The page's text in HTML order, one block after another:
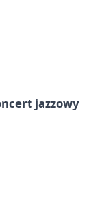
jazzowy